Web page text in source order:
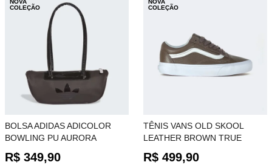
COLEÇÃO
BOLSA ADIDAS ADICOLOR
BOWLING PU AURORA
COFFEE KR6768
R$ 349,90
COLEÇÃO
TÊNIS VANS OLD SKOOL
LEATHER BROWN TRUE
WHITE VN000E9TBF2
R$ 499,90